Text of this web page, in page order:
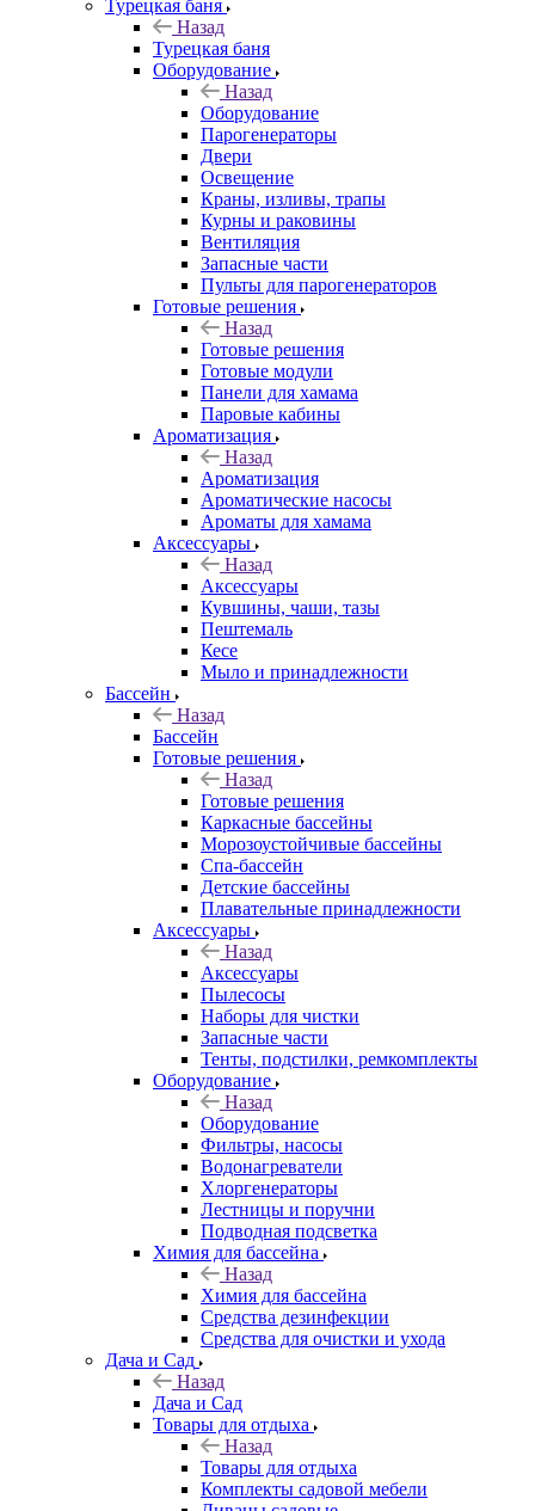
Турецкая баня
Назад
Турецкая баня
Оборудование
Назад
Оборудование
Парогенераторы
Двери
Освещение
Краны, изливы, трапы
Курны и раковины
Вентиляция
Запасные части
Пульты для парогенераторов
Готовые решения
Назад
Готовые решения
Готовые модули
Панели для хамама
Паровые кабины
Ароматизация
Назад
Ароматизация
Ароматические насосы
Ароматы для хамама
Аксессуары
Назад
Аксессуары
Кувшины, чаши, тазы
Пештемаль
Кесе
Мыло и принадлежности
Бассейн
Назад
Бассейн
Готовые решения
Назад
Готовые решения
Каркасные бассейны
Морозоустойчивые бассейны
Спа-бассейн
Детские бассейны
Плавательные принадлежности
Аксессуары
Назад
Аксессуары
Пылесосы
Наборы для чистки
Запасные части
Тенты, подстилки, ремкомплекты
Оборудование
Назад
Оборудование
Фильтры, насосы
Водонагреватели
Хлоргенераторы
Лестницы и поручни
Подводная подсветка
Химия для бассейна
Назад
Химия для бассейна
Средства дезинфекции
Средства для очистки и ухода
Дача и Сад
Назад
Дача и Сад
Товары для отдыха
Назад
Товары для отдыха
Комплекты садовой мебели